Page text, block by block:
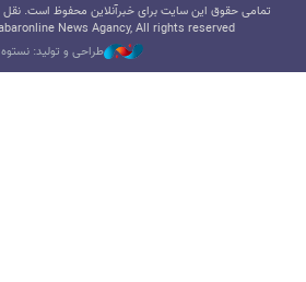
تمامی حقوق این سایت برای خبرآنلاین محفوظ است. نقل
News Agancy, All rights reserved
طراحی و تولید: نستوه